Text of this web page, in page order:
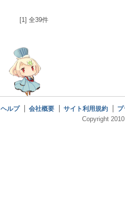
[1] 全39件
ヘルプ 会社概要 サイト利用規約
Copyright